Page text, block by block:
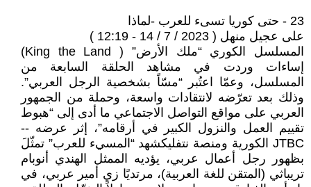
23 - حتى كوريا تسىء للعرب -لماذا
على عجيل منهل ( 2023 / 7 / 14 - 12:19 )
المسلسل الكوري “ملك الأرض” ( King the Land)
إساءات وردت في مشاهد الحلقة السابعة من
المسلسل، وعمّا اعتُبر “مسّاً بشخصية الرجل العربي”.
وذلك بعد تعرّضه لانتقادات واسعة، وحملة من الجمهور
العربي على مواقع التواصل الاجتماعي ما أدى إلى “هبوط
تقييم العمل والنزول الكبير في أرقامه”، إثر عرضه --
JTBC الكورية ومنصة نتفليكشهد “المسيء للعرب” تمثّلَ
بظهور رجل أعمال عربي، يؤديه الممثل الهندي أنوبام
تريباثي (المتقن للغة العربية)، مرتديًا زي أمير عربي، في